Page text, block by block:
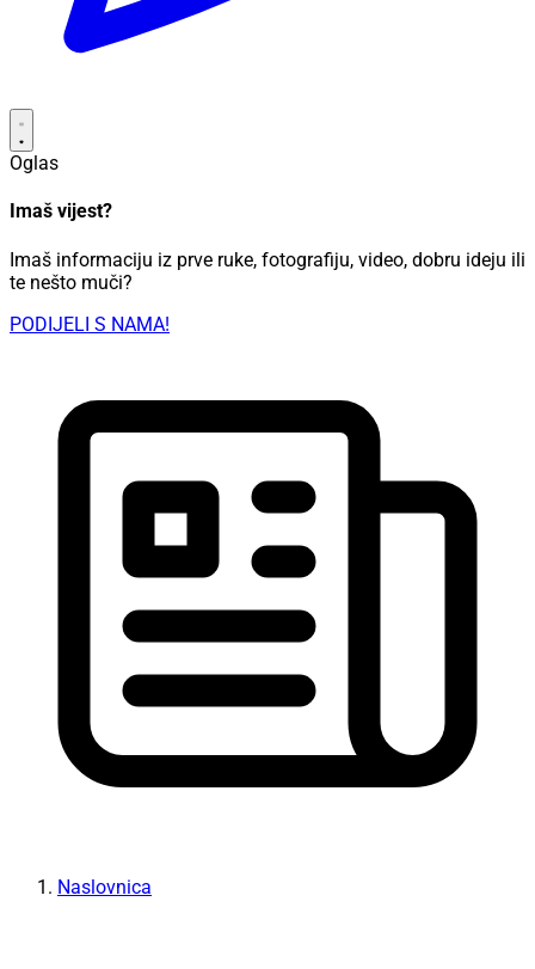
Oglas
Imaš vijest?
Imaš informaciju iz prve ruke, fotografiju, video, dobru ideju ili
te nešto muči?
PODIJELI S NAMA!
Naslovnica